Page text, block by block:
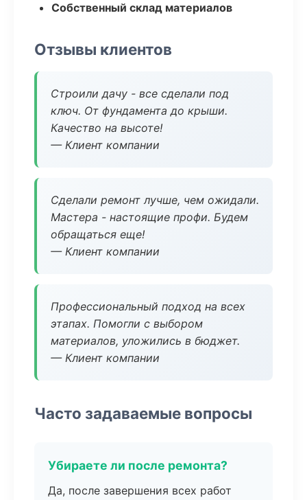
Собственный склад материалов
Отзывы клиентов
Строили дачу - все сделали под
ключ. От фундамента до крыши.
Качество на высоте!
— Клиент компании
Сделали ремонт лучше, чем ожидали.
Мастера - настоящие профи. Будем
обращаться еще!
— Клиент компании
Профессиональный подход на всех
этапах. Помогли с выбором
материалов, уложились в бюджет.
— Клиент компании
Часто задаваемые вопросы
Убираете ли после ремонта?
Да, после завершения всех работ